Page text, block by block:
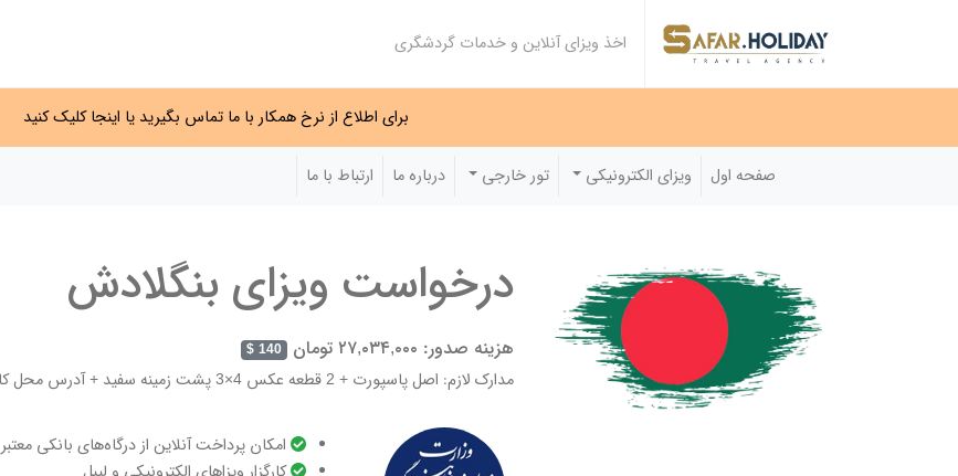
اخذ ویزای آنلاین و خدمات گردشگری
برای اطلاع از نرخ همکار با ما تماس بگیرید یا اینجا کلیک کنید
صفحه اول ویزای الکترونیکی تور خارجی درباره ما ارتباط با ما
درخواست ویزای بنگلادش
هزینه صدور: ۲۷,۰۳۴,۰۰۰ تومان 140 $
مدارک لازم: اصل پاسپورت + 2 قطعه عکس 4×3 پشت زمینه سفید + آدرس محل کار و منزل + دعوتنامه که توسط سفر هالیدی تهیه می‌گردد.
امکان پرداخت آنلاین از درگاه‌های بانکی معتبر